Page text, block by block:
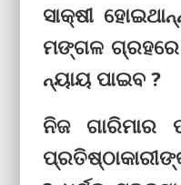
ସାକ୍ଷୀ
ମଙ୍ଗଳ ଗ୍ରହରେ
ନ୍ୟାୟ ପାଇବ ?
ନିଜ ଗାରିମାର